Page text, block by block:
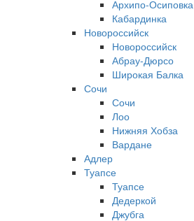
Архипо-Осиповка
Кабардинка
Новороссийск
Новороссийск
Абрау-Дюрсо
Широкая Балка
Сочи
Сочи
Лоо
Нижняя Хобза
Вардане
Адлер
Туапсе
Туапсе
Дедеркой
Джубга